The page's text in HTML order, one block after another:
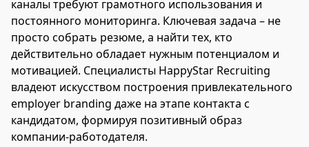
каналы требуют грамотного использования и
постоянного мониторинга. Ключевая задача – не
просто собрать резюме, а найти тех, кто
действительно обладает нужным потенциалом и
мотивацией. Специалисты HappyStar Recruiting
владеют искусством построения привлекательного
employer branding даже на этапе контакта с
кандидатом, формируя позитивный образ
компании-работодателя.